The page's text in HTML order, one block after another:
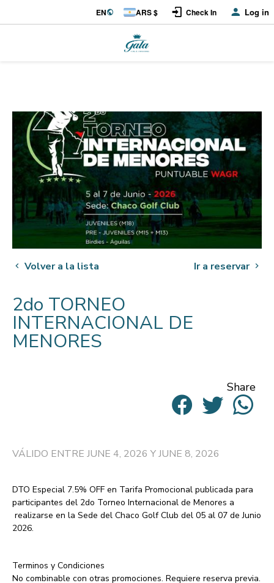
EN ARS $ Check In Log in
Volver a la lista Ir a reservar
2do TORNEO
INTERNACIONAL DE
MENORES
Share
VÁLIDO ENTRE JUNE 4, 2026 Y JUNE 8, 2026
DTO Especial 7.5% OFF en Tarifa Promocional publicada para
participantes del 2do Torneo Internacional de Menores a
realizarse en la Sede del Chaco Golf Club del 05 al 07 de Junio
2026.
Terminos y Condiciones
No combinable con otras promociones. Requiere reserva previa.